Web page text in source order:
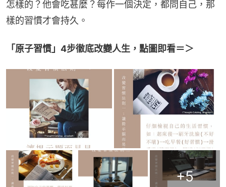
怎樣的？他會吃甚麼？每作一個決定，都問自己，那
樣的習慣才會持久。
「原子習慣」4步徹底改變人生，點圖即看＝＞
+5